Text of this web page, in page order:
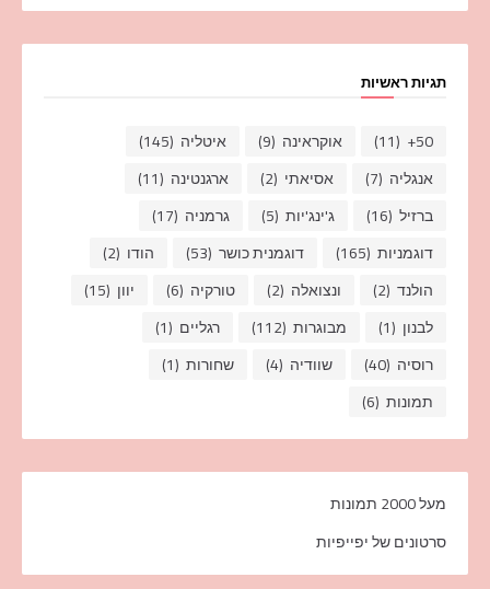
תגיות ראשיות
50+
(11) אוקראינה (9) איטליה (145)
אנגליה (7) אסיאתי (2) ארגנטינה (11)
ברזיל (16) ג'ינג'יות (5) גרמניה (17)
דוגמניות (165) דוגמנית כושר (53) הודו (2)
הולנד (2) ונצואלה (2) טורקיה (6) יוון (15)
לבנון (1) מבוגרות (112) רגליים (1)
רוסיה (40) שוודיה (4) שחורות (1)
תמונות (6)
מעל 2000 תמונות
סרטונים של יפייפיות